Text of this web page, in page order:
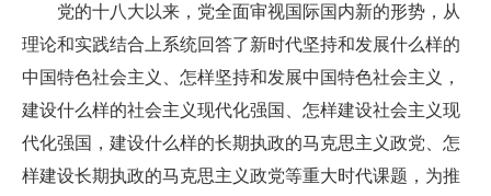
党的十八大以来，党全面审视国际国内新的形势，从
理论和实践结合上系统回答了新时代坚持和发展什么样的
中国特色社会主义、怎样坚持和发展中国特色社会主义，
建设什么样的社会主义现代化强国、怎样建设社会主义现
代化强国，建设什么样的长期执政的马克思主义政党、怎
样建设长期执政的马克思主义政党等重大时代课题，为推